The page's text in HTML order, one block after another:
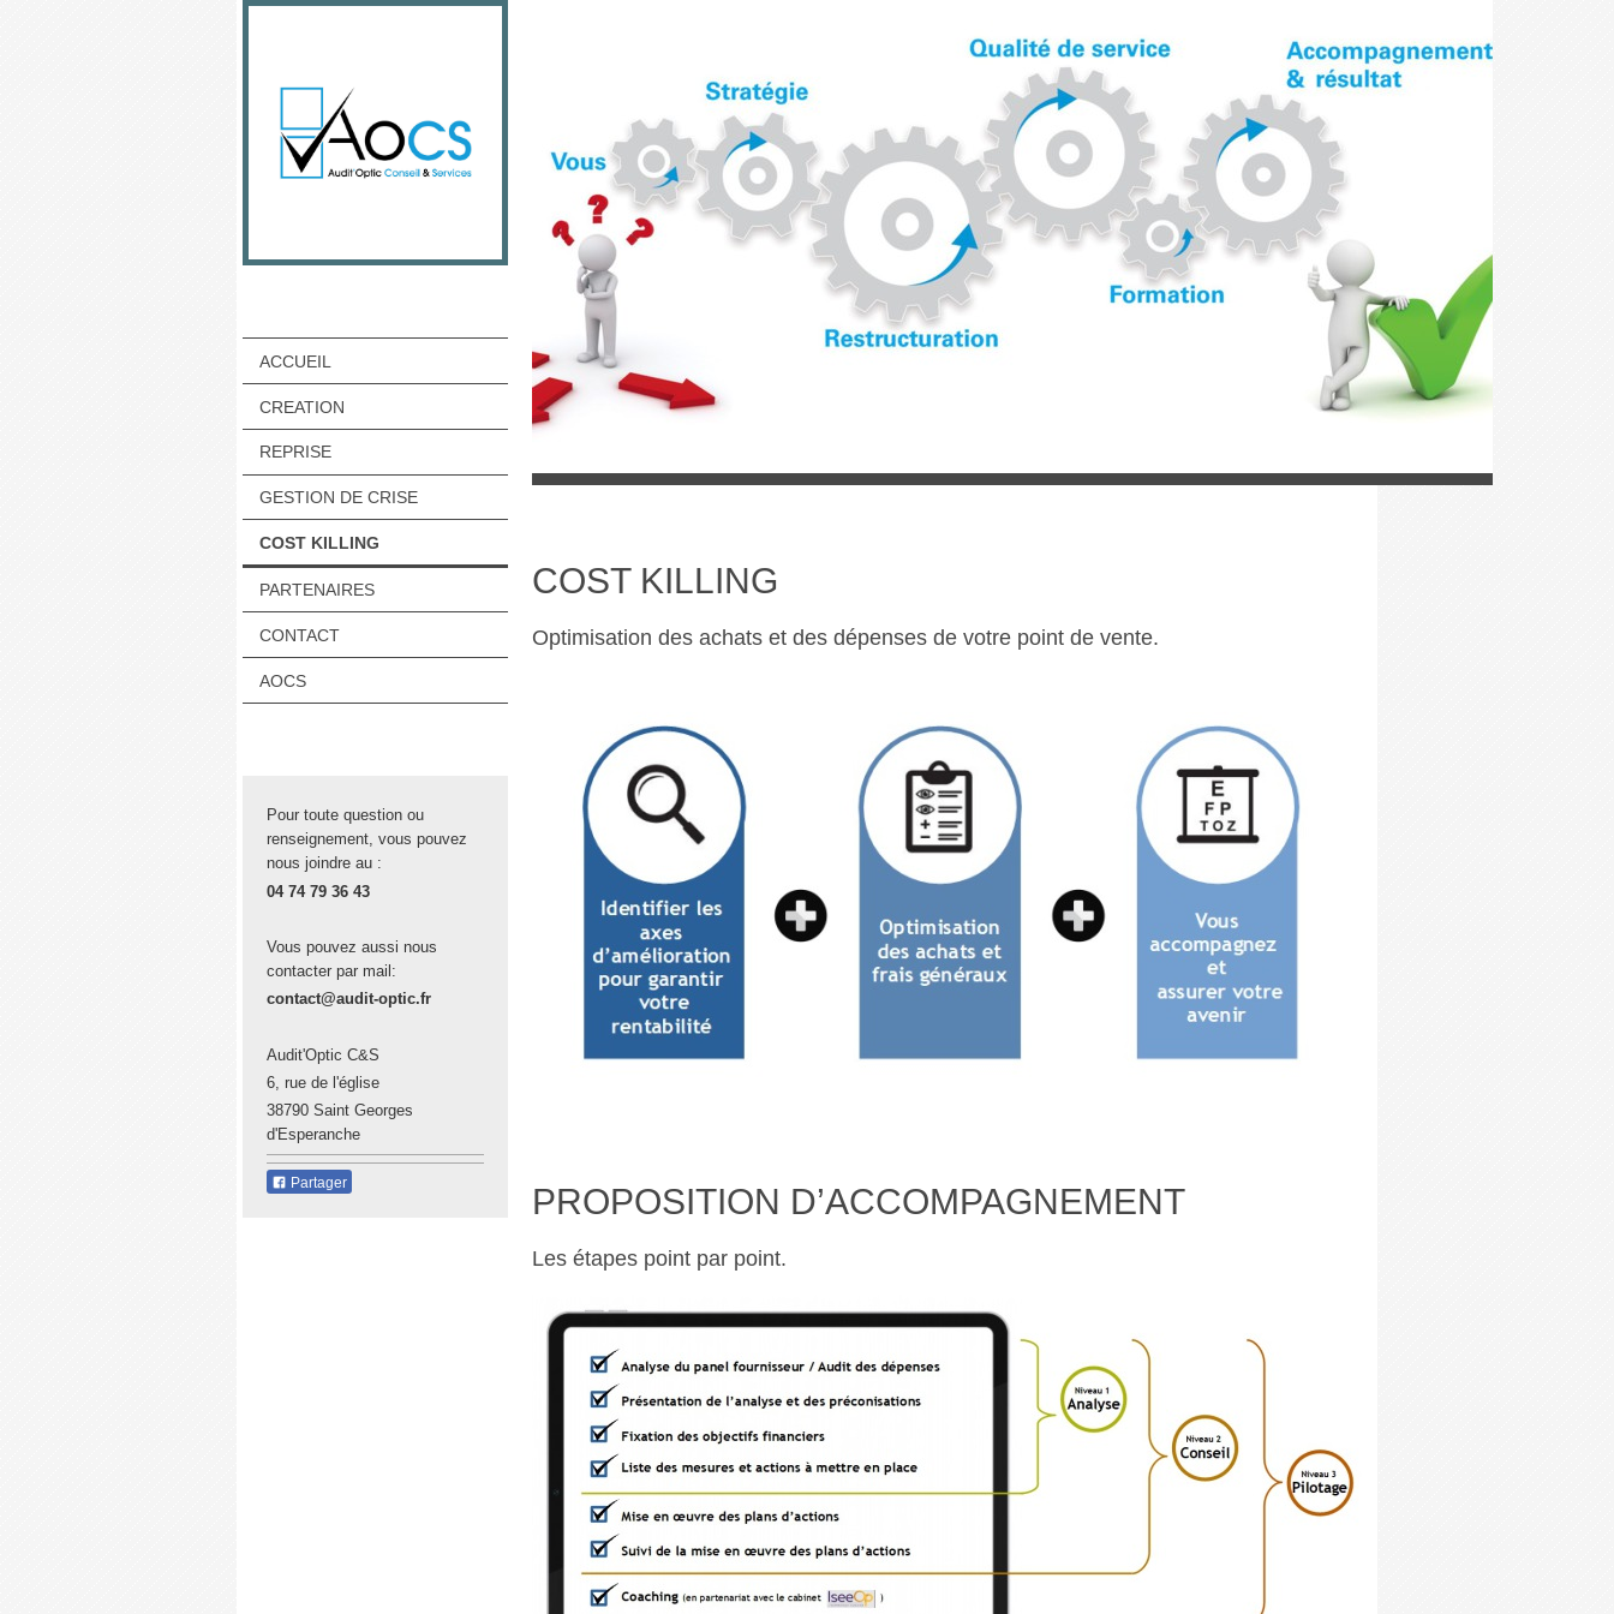
ACCUEIL
CREATION
REPRISE
GESTION DE CRISE
COST KILLING
PARTENAIRES
CONTACT
AOCS
Pour toute question ou
renseignement, vous pouvez
nous joindre au :
04 74 79 36 43
Vous pouvez aussi nous
contacter par mail:
contact@audit-optic.fr
Audit'Optic C&S
6, rue de l'église
38790 Saint Georges
d'Esperanche
Partager
COST KILLING
Optimisation des achats et des dépenses de votre point de vente.
PROPOSITION D’ACCOMPAGNEMENT
Les étapes point par point.